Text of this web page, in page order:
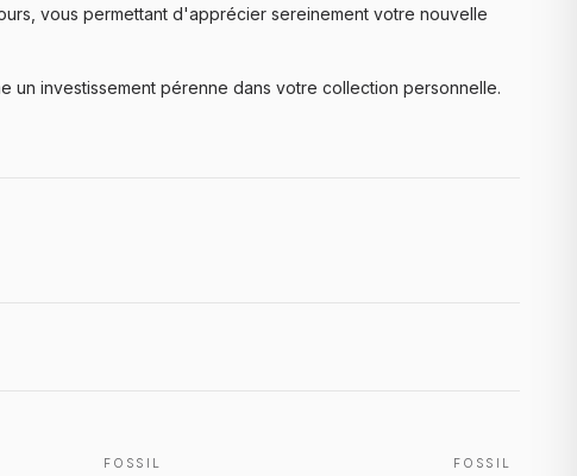
vous permettant d'apprécier sereinement votre nouvelle
un investissement pérenne dans votre collection personnelle.
FOSSIL FOSSIL